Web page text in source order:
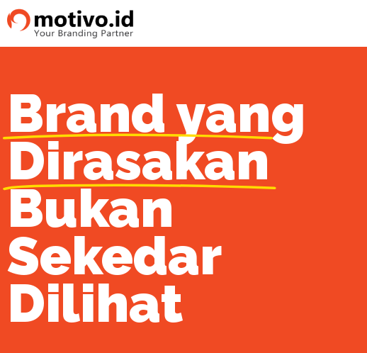
Brand yang
Dirasakan
Bukan
Sekedar
Dilihat